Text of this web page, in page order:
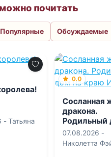
почитать
Популярные Обсуждаемые
- Татьяна
0.0
Сосланная
дракона.
Родильный
краю
07.08.2026 -
Николетта